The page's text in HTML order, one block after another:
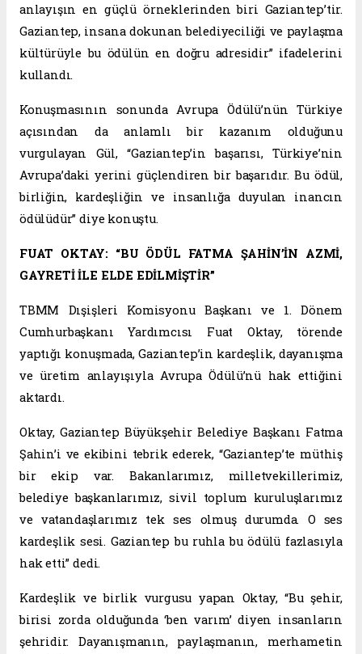
anlayışın en güçlü örneklerinden biri Gaziantep’tir.
Gaziantep, insana dokunan belediyeciliği ve paylaşma
kültürüyle bu ödülün en doğru adresidir” ifadelerini
kullandı.
Konuşmasının sonunda Avrupa Ödülü’nün Türkiye
açısından da anlamlı bir kazanım olduğunu
vurgulayan Gül, “Gaziantep’in başarısı, Türkiye’nin
Avrupa’daki yerini güçlendiren bir başarıdır. Bu ödül,
birliğin, kardeşliğin ve insanlığa duyulan inancın
ödülüdür” diye konuştu.
FUAT OKTAY: “BU ÖDÜL FATMA ŞAHİN’İN AZMİ,
GAYRETİ İLE ELDE EDİLMİŞTİR”
TBMM Dışişleri Komisyonu Başkanı ve 1. Dönem
Cumhurbaşkanı Yardımcısı Fuat Oktay, törende
yaptığı konuşmada, Gaziantep’in kardeşlik, dayanışma
ve üretim anlayışıyla Avrupa Ödülü’nü hak ettiğini
aktardı.
Oktay, Gaziantep Büyükşehir Belediye Başkanı Fatma
Şahin’i ve ekibini tebrik ederek, “Gaziantep’te müthiş
bir ekip var. Bakanlarımız, milletvekillerimiz,
belediye başkanlarımız, sivil toplum kuruluşlarımız
ve vatandaşlarımız tek ses olmuş durumda. O ses
kardeşlik sesi. Gaziantep bu ruhla bu ödülü fazlasıyla
hak etti” dedi.
Kardeşlik ve birlik vurgusu yapan Oktay, “Bu şehir,
birisi zorda olduğunda ‘ben varım’ diyen insanların
şehridir. Dayanışmanın, paylaşmanın, merhametin